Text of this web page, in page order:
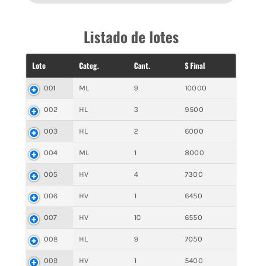
Listado de lotes
Lote Categ. Cant. $ Final
001 ML 9 10000
002 HL 3 9500
003 HL 2 6000
004 ML 1 8000
005 HV 4 7300
006 HV 1 6450
007 HV 10 6550
008 HL 9 7050
009 HV 1 5400